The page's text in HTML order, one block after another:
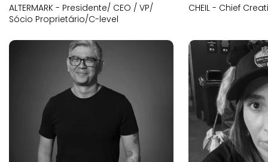
ALTERMARK - Presidente/ CEO / VP/
Sócio Proprietário/C-level
CHEIL - Chief